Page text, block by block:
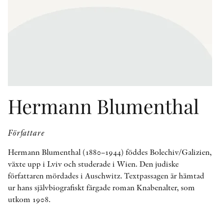
Hermann Blumenthal
Författare
Hermann Blumenthal (1880–1944) föddes Bolechiv/Galizien,
växte upp i Lviv och studerade i Wien. Den judiske
författaren mördades i Auschwitz. Textpassagen är hämtad
ur hans självbiografiskt färgade roman Knabenalter, som
utkom 1908.